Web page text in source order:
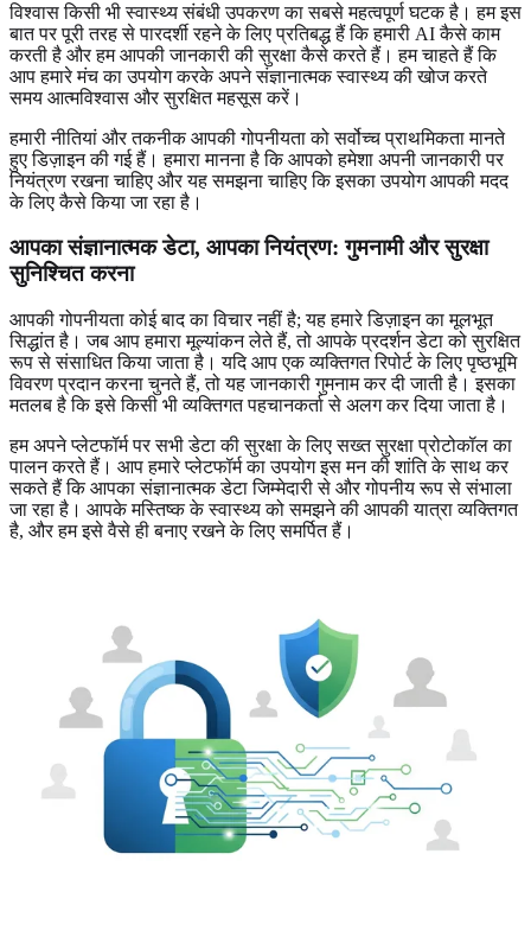
विश्वास किसी भी स्वास्थ्य संबंधी उपकरण का सबसे महत्वपूर्ण घटक है। हम इस
बात पर पूरी तरह से पारदर्शी रहने के लिए प्रतिबद्ध हैं कि हमारी AI कैसे काम
करती है और हम आपकी जानकारी की सुरक्षा कैसे करते हैं। हम चाहते हैं कि
आप हमारे मंच का उपयोग करके अपने संज्ञानात्मक स्वास्थ्य की खोज करते
समय आत्मविश्वास और सुरक्षित महसूस करें।
हमारी नीतियां और तकनीक आपकी गोपनीयता को सर्वोच्च प्राथमिकता मानते
हुए डिज़ाइन की गई हैं। हमारा मानना है कि आपको हमेशा अपनी जानकारी पर
नियंत्रण रखना चाहिए और यह समझना चाहिए कि इसका उपयोग आपकी मदद
के लिए कैसे किया जा रहा है।
आपका संज्ञानात्मक डेटा, आपका नियंत्रण: गुमनामी और सुरक्षा
सुनिश्चित करना
आपकी गोपनीयता कोई बाद का विचार नहीं है; यह हमारे डिज़ाइन का मूलभूत
सिद्धांत है। जब आप हमारा मूल्यांकन लेते हैं, तो आपके प्रदर्शन डेटा को सुरक्षित
रूप से संसाधित किया जाता है। यदि आप एक व्यक्तिगत रिपोर्ट के लिए पृष्ठभूमि
विवरण प्रदान करना चुनते हैं, तो यह जानकारी गुमनाम कर दी जाती है। इसका
मतलब है कि इसे किसी भी व्यक्तिगत पहचानकर्ता से अलग कर दिया जाता है।
हम अपने प्लेटफॉर्म पर सभी डेटा की सुरक्षा के लिए सख्त सुरक्षा प्रोटोकॉल का
पालन करते हैं। आप हमारे प्लेटफॉर्म का उपयोग इस मन की शांति के साथ कर
सकते हैं कि आपका संज्ञानात्मक डेटा जिम्मेदारी से और गोपनीय रूप से संभाला
जा रहा है। आपके मस्तिष्क के स्वास्थ्य को समझने की आपकी यात्रा व्यक्तिगत
है, और हम इसे वैसे ही बनाए रखने के लिए समर्पित हैं।